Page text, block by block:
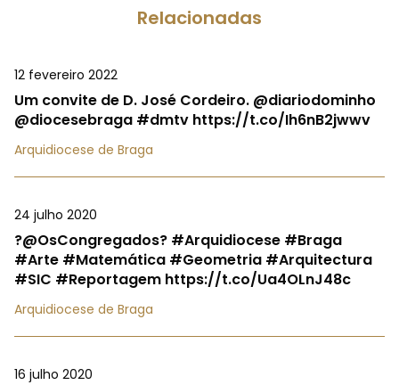
Relacionadas
12 fevereiro 2022
Um convite de D. José Cordeiro. @diariodominho
@diocesebraga #dmtv https://t.co/Ih6nB2jwwv
Arquidiocese de Braga
24 julho 2020
?@OsCongregados? #Arquidiocese #Braga
#Arte #Matemática #Geometria #Arquitectura
#SIC #Reportagem https://t.co/Ua4OLnJ48c
Arquidiocese de Braga
16 julho 2020